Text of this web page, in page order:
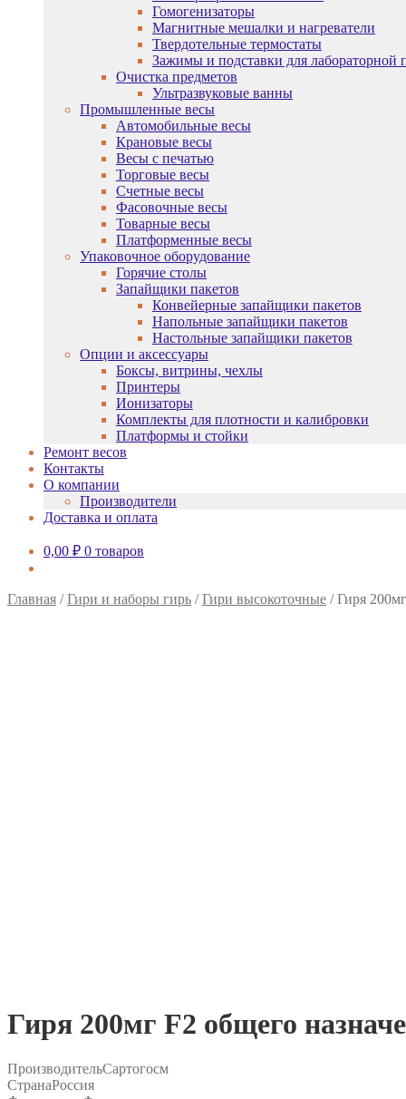
Гомогенизаторы
Магнитные мешалки и нагреватели
Твердотельные термостаты
Зажимы и подставки для лабораторной
Очистка предметов
Ультразвуковые ванны
Промышленные весы
Автомобильные весы
Крановые весы
Весы с печатью
Торговые весы
Счетные весы
Фасовочные весы
Товарные весы
Платформенные весы
Упаковочное оборудование
Горячие столы
Запайщики пакетов
Конвейерные запайщики пакетов
Напольные запайщики пакетов
Настольные запайщики пакетов
Опции и аксессуары
Боксы, витрины, чехлы
Принтеры
Ионизаторы
Комплекты для плотности и калибровки
Платформы и стойки
Ремонт весов
Контакты
О компании
Производители
Доставка и оплата
0,00 ₽ 0 товаров
Главная /Гири и наборы гирь /Гири высокоточные /Гиря
Гиря 200мг F2 общего
ПроизводительСартогосм
СтранаРоссия